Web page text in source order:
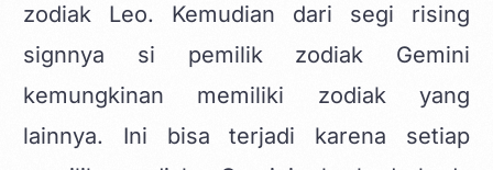
zodiak Leo. Kemudian dari segi rising
signnya si pemilik zodiak Gemini
kemungkinan memiliki zodiak yang
lainnya. Ini bisa terjadi karena setiap